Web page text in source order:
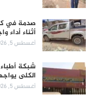
صدمة في
أثناء أداء
أغسطس 5, 2026
شبكة
الكلى
أغسطس 5, 2026